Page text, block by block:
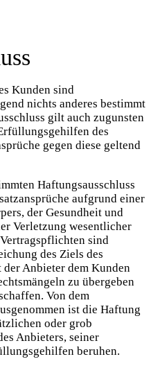
Kunden sind
nichts anderes bestimmt
gilt auch zugunsten
des
gegen diese geltend
Haftungsausschluss
aufgrund einer
der Gesundheit und
Verletzung wesentlicher
sind
des Ziels des
Anbieter dem Kunden
zu übergeben
Von dem
ist die Haftung
oder grob
Anbieters, seiner
beruhen.